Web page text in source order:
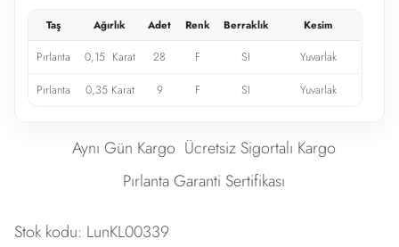
Taş Ağırlık Adet Renk Berraklık Kesim
Pırlanta 0,15 Karat 28 F SI Yuvarlak
Pırlanta 0,35 Karat 9 F SI Yuvarlak
Aynı Gün Kargo Ücretsiz Sigortalı Kargo
Pırlanta Garanti Sertifikası
Stok kodu: LunKL00339